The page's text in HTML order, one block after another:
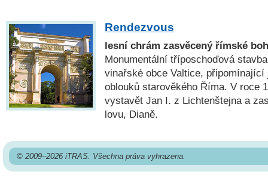
Rendezvous
lesní chrám zasvěcený římské
Monumentální tříposchoďová
vinařské obce Valtice,
oblouků starověkého Říma. V roce
vystavět Jan I. z Lichtenštejna a
lovu, Dianě.
© 2009–2026 iTRAS. Všechna práva vyhrazena.